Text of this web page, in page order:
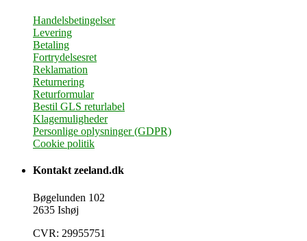
Handelsbetingelser
Levering
Betaling
Fortrydelsesret
Reklamation
Returnering
Returformular
Bestil GLS returlabel
Klagemuligheder
Personlige oplysninger (GDPR)
Cookie politik
Kontakt zeeland.dk
Bøgelunden 102
2635 Ishøj
CVR: 29955751